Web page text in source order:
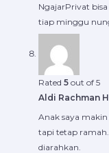
NgajarPrivat
tiap minggu
Rated 5 out of 5
Aldi Rachman
Anak saya
tapi tetap
diarahkan.